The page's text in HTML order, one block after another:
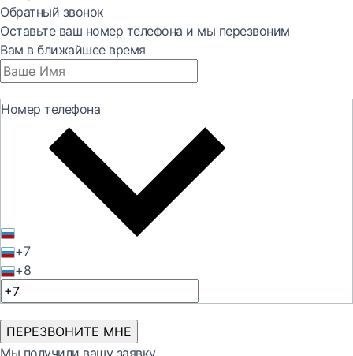
Обратный звонок
Оставьте ваш номер телефона и мы перезвоним
Вам в ближайшее время
Номер телефона
+7
+8
ПЕРЕЗВОНИТЕ МНЕ